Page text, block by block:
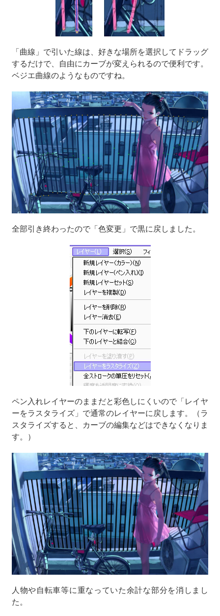
「曲線」で引いた線は、好きな場所を選択してドラッグ
するだけで、自由にカーブが変えられるので便利です。
ベジエ曲線のようなものですね。
全部引き終わったので「色変更」で黒に戻しました。
ペン入れレイヤーのままだと彩色しにくいので「レイヤ
ーをラスタライズ」で通常のレイヤーに戻します。（ラ
スタライズすると、カーブの編集などはできなくなりま
す。）
人物や自転車等に重なっていた余計な部分を消しまし
た。